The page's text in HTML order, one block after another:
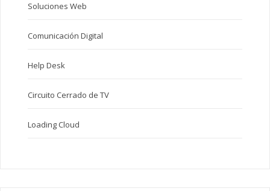
Soluciones Web
Comunicación Digital
Help Desk
Circuito Cerrado de TV
Loading Cloud